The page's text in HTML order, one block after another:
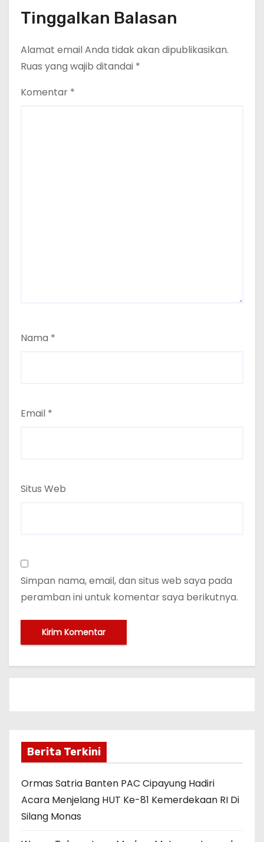
Tinggalkan Balasan
Alamat email Anda tidak akan dipublikasikan.
Ruas yang wajib ditandai *
Komentar *
Nama *
Email *
Situs Web
Simpan nama, email, dan situs web saya pada
peramban ini untuk komentar saya berikutnya.
Berita Terkini
Ormas Satria Banten PAC Cipayung Hadiri
Acara Menjelang HUT Ke-81 Kemerdekaan RI Di
Silang Monas